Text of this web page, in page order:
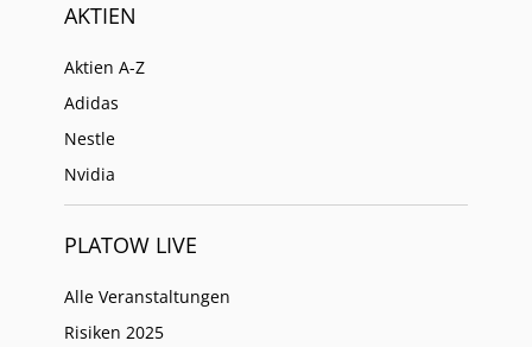
AKTIEN
Aktien A-Z
Adidas
Nestle
Nvidia
PLATOW LIVE
Alle Veranstaltungen
Risiken 2025